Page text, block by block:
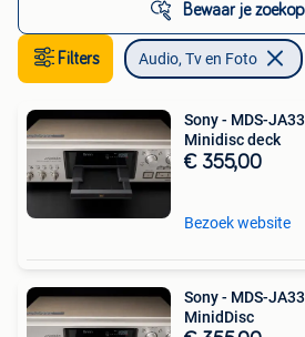
Bewaar je
Filters Audio, Tv en Foto
Sony - MDS-
Minidisc deck
€ 355,00
Bezoek website
Sony - MDS-
MinidDisc